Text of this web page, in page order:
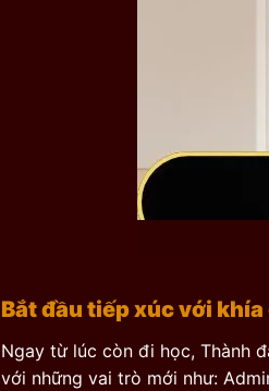
Bắt đầu tiếp xúc với
Ngay từ lúc còn đi học, Thành
với những vai trò mới như: